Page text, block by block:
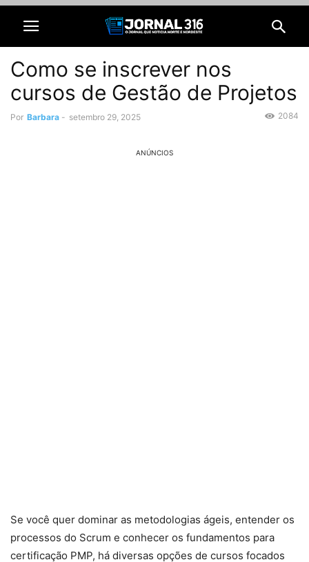
Como se inscrever nos
cursos de Gestão de Projetos
Por Barbara - setembro 29, 2025 2084
ANÚNCIOS
Se você quer dominar as metodologias ágeis, entender os
processos do Scrum e conhecer os fundamentos para
certificação PMP, há diversas opções de cursos focados